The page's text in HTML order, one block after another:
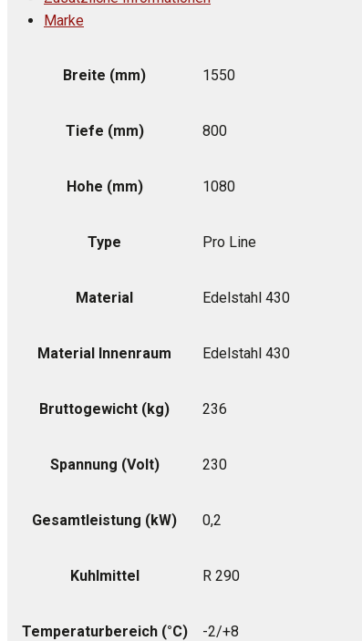
Marke
Breite (mm) 1550
Tiefe (mm) 800
Hohe (mm) 1080
Type Pro Line
Material Edelstahl 430
Material Innenraum Edelstahl 430
Bruttogewicht (kg) 236
Spannung (Volt) 230
Gesamtleistung (kW) 0,2
Kuhlmittel R 290
Temperaturbereich (°C) -2/+8